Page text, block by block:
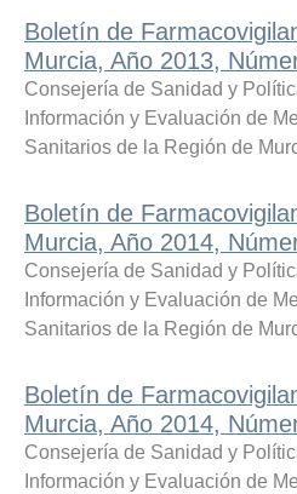
Boletín de
Murcia, Año 2013,
Consejería de Sanidad y
Información y Evaluación de
Sanitarios de la Región de
Boletín de
Murcia, Año 2014,
Consejería de Sanidad y
Información y Evaluación de
Sanitarios de la Región de
Boletín de
Murcia, Año 2014,
Consejería de Sanidad y
Información y Evaluación de